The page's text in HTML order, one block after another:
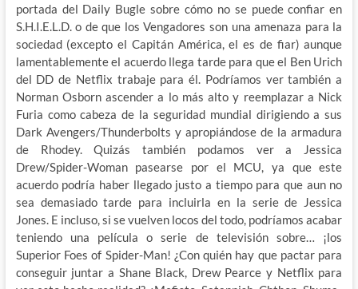
portada del Daily Bugle sobre cómo no se puede confiar en
S.H.I.E.L.D. o de que los Vengadores son una amenaza para la
sociedad (excepto el Capitán América, el es de fiar) aunque
lamentablemente el acuerdo llega tarde para que el Ben Urich
del DD de Netflix trabaje para él. Podríamos ver también a
Norman Osborn ascender a lo más alto y reemplazar a Nick
Furia como cabeza de la seguridad mundial dirigiendo a sus
Dark Avengers/Thunderbolts y apropiándose de la armadura
de Rhodey. Quizás también podamos ver a Jessica
Drew/Spider-Woman pasearse por el MCU, ya que este
acuerdo podría haber llegado justo a tiempo para que aun no
sea demasiado tarde para incluirla en la serie de Jessica
Jones. E incluso, si se vuelven locos del todo, podríamos acabar
teniendo una película o serie de televisión sobre… ¡los
Superior Foes of Spider-Man! ¿Con quién hay que pactar para
conseguir juntar a Shane Black, Drew Pearce y Netflix para